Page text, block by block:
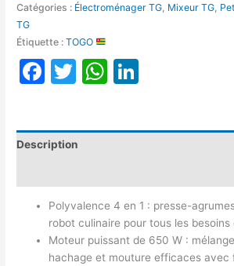
Catégories : Électroménager TG Mixeur TG
TG
Étiquette :TOGO
Facebook
TwitterWhatsApp
Description
Polyvalence 4 en 1 : presse-
robot culinaire pour tous les besoins
Moteur puissant de 650 W :
hachage et mouture efficaces avec